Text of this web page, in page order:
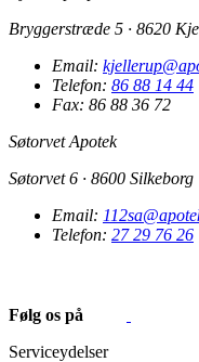
Bryggerstræde 5 · 8620
Email:
Telefon: 86 88 14 44
Fax: 86 88 36 72
Søtorvet Apotek
Søtorvet 6 · 8600 Silkeborg
Email:
Telefon: 27 29 76 26
Følg os på
Serviceydelser